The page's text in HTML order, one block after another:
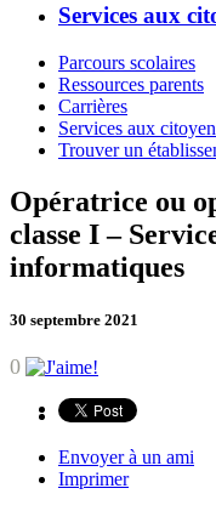
Services aux
Parcours scolaires
Ressources parents
Carrières
Services aux
Trouver un
Opératrice ou
classe I –
informatiques
30 septembre 2021
0
Envoyer à un ami
Imprimer